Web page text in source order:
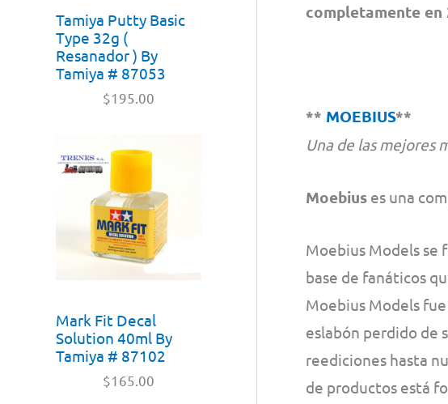
Tamiya Putty Basic
Type 32g (
Resanador ) By
Tamiya # 87053
$195.00
Mark Fit Decal
Solution 40ml By
Tamiya # 87102
$165.00
completamente en
** MOEBIUS**
Una de las mejores
Moebiuses una
Moebius Models se
base de fanáticos
Moebius Models
eslabón perdido de
reediciones hasta
de productos está